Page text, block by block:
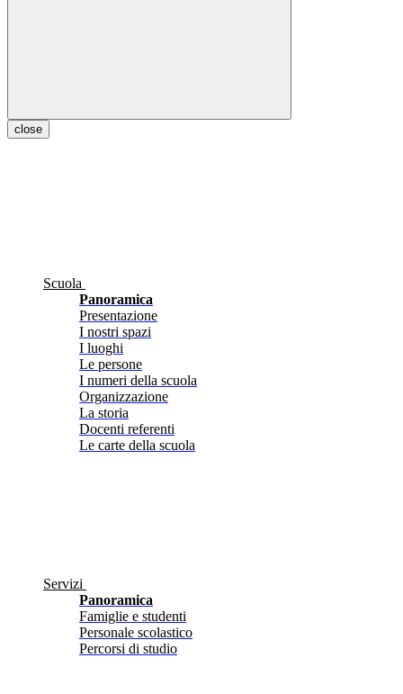
close
Scuola
Panoramica
Presentazione
I nostri spazi
I luoghi
Le persone
I numeri della scuola
Organizzazione
La storia
Docenti referenti
Le carte della scuola
Servizi
Panoramica
Famiglie e studenti
Personale scolastico
Percorsi di studio